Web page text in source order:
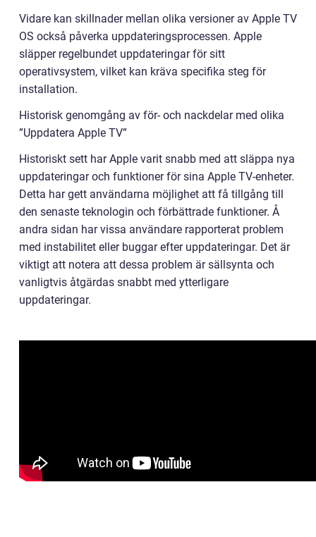
Vidare kan skillnader mellan olika versioner av Apple TV
OS också påverka uppdateringsprocessen. Apple
släpper regelbundet uppdateringar för sitt
operativsystem, vilket kan kräva specifika steg för
installation.
Historisk genomgång av för- och nackdelar med olika
”Uppdatera Apple TV”
Historiskt sett har Apple varit snabb med att släppa nya
uppdateringar och funktioner för sina Apple TV-enheter.
Detta har gett användarna möjlighet att få tillgång till
den senaste teknologin och förbättrade funktioner. Å
andra sidan har vissa användare rapporterat problem
med instabilitet eller buggar efter uppdateringar. Det är
viktigt att notera att dessa problem är sällsynta och
vanligtvis åtgärdas snabbt med ytterligare
uppdateringar.